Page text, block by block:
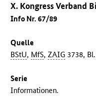
X. Kongress Verband
Info Nr. 67/89
Quelle
BStU, MfS,ZAIG 3738,
Serie
Informationen.